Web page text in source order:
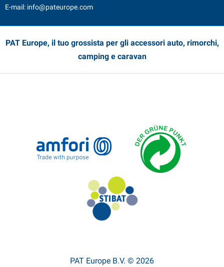
E-mail: info@pateurope.com
PAT Europe, il tuo grossista per gli accessori auto, rimorchi,
camping e caravan
PAT Europe B.V. © 2026